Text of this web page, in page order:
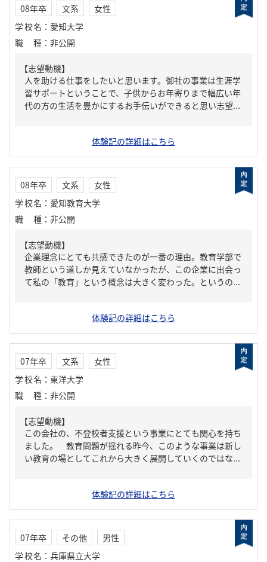
08年卒 文系
女性
学校名 ： 愛知大学
職種 ： 非公開
【志望動機】
人を助ける仕事をしたいと思います。御社の事業は生涯学
習サポートということで、子供からお年寄りまで幅広い年
代の方の生活を豊かにするお手伝いができると思い志望...
体験記の詳細はこちら
08年卒 文系
女性
学校名 ： 愛知教育大学
職種 ： 非公開
【志望動機】
企業理念にとても共感できたのが一番の理由。教育学部で
教師という道しか見えていなかったが、この企業に出会っ
て私の「教育」という概念は大きく変わった。というの...
体験記の詳細はこちら
07年卒 文系
女性
学校名 ： 東洋大学
職種 ： 非公開
【志望動機】
この会社の、不登校者支援という事業にとても関心を持ち
ました。 教育問題が揺れる昨今、このような事業は新し
い教育の場としてこれから大きく展開していくのではな...
体験記の詳細はこちら
07年卒 その他
男性
学校名 ： 兵庫県立大学